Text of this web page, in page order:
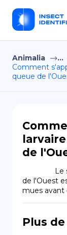
Animalia ...
Comment
queue de
de
de l'Ouest
mues avant
Plus